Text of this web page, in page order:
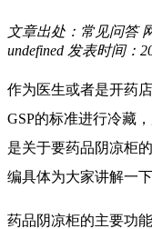
文章出处：常见问答
undefined 发表时间：
作为医生或者是开药
GSP的标准进行冷藏
是关于要药品阴凉柜
编具体为大家讲解一下
药品阴凉柜的主要功